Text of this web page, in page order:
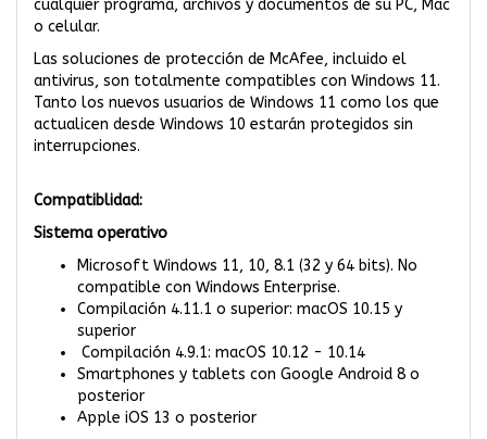
cualquier programa, archivos y documentos de su PC, Mac
o celular.
Las soluciones de protección de McAfee, incluido el
antivirus, son totalmente compatibles con Windows 11.
Tanto los nuevos usuarios de Windows 11 como los que
actualicen desde Windows 10 estarán protegidos sin
interrupciones.
Compatiblidad:
Sistema operativo
Microsoft Windows 11, 10, 8.1 (32 y 64 bits). No
compatible con Windows Enterprise.
Compilación 4.11.1 o superior: macOS 10.15 y
superior
Compilación 4.9.1: macOS 10.12 - 10.14
Smartphones y tablets con Google Android 8 o
posterior
Apple iOS 13 o posterior